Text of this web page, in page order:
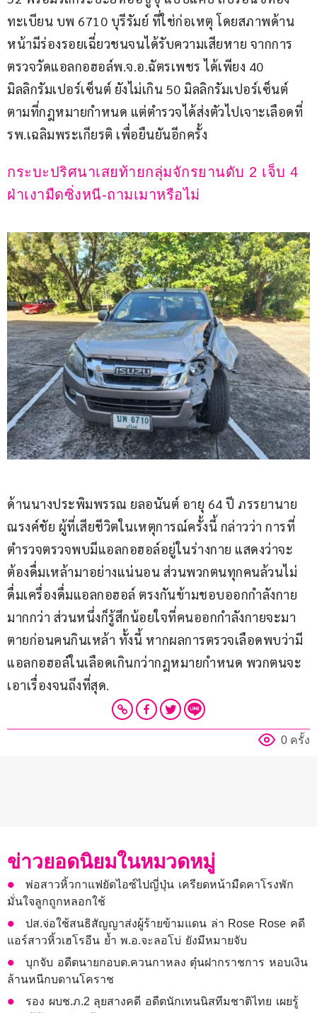
ทะเบียน บพ 6710 บุรีรัมย์ ที่ใช่ก่อเหตุ โดยสภาพด้าน
หน้ามีร่องรอยเฉี่ยวชนจนได้รับความเสียหาย จากการ
ตรวจวัดแอลกอฮอล์พ.จ.อ.ฉัตรเพชร ได้เพียง 40
มิลลิกรัมเปอร์เซ็นต์ ยังไม่เกิน 50 มิลลิกรัมเปอร์เซ็นต์
ตามที่กฎหมายกำหนด แต่ตำรวจได้ส่งตัวไปเจาะเลือดที่
รพ.เฉลิมพระเกียรติ เพื่อยืนยันอีกครั้ง
กระบะปริศนาเสยท้ายกลุ่มจักรยานดับ 2 เจ็บ 4
ฝ่าเงามืดซิ่งหนี-ถามเมาหรือไม่
ด้านนางประพิมพรรณ ยลอนันต์ อายุ 64 ปี ภรรยานาย
ณรงค์ชัย ผู้ที่เสียชีวิตในเหตุการณ์ครั้งนี้ กล่าวว่า การที่
ตำรวจตรวจพบมีแอลกอฮอล์อยู่ในร่างกาย แสดงว่าจะ
ต้องดื่มเหล้ามาอย่างแน่นอน ส่วนพวกตนทุกคนล้วนไม่
ดื่มเครื่องดื่มแอลกอฮอล์ ตรงกันข้ามชอบออกกำลังกาย
มากกว่า ส่วนหนึ่งก็รู้สึกน้อยใจที่คนออกกำลังกายจะมา
ตายก่อนคนกินเหล้า ทั้งนี้ หากผลการตรวจเลือดพบว่ามี
แอลกอฮอล์ในเลือดเกินกว่ากฎหมายกำหนด พวกตนจะ
เอาเรื่องจนถึงที่สุด.
0 ครั้ง
ข่าวยอดนิยมในหมวดหมู่
พ่อสาวหิ้วกาแฟยัดไอซ์ไปญี่ปุ่น เครียดหน้ามืดคาโรงพัก
มั่นใจลูกถูกหลอกใช้
ปส.จ่อใช้สนธิสัญญาส่งผู้ร้ายข้ามแดน ล่า Rose Rose คดี
แอร์สาวหิ้วเฮโรอีน ย้ำ พ.อ.จะลอโบ่ ยังมีหมายจับ
บุกจับ อดีตนายกอบต.ควนกาหลง ตุ๋นฝากราชการ หอบเงิน
ล้านหนีกบดานโคราช
รอง ผบช.ภ.2 ลุยสางคดี อดีตนักเทนนิสทีมชาติไทย เผยรู้